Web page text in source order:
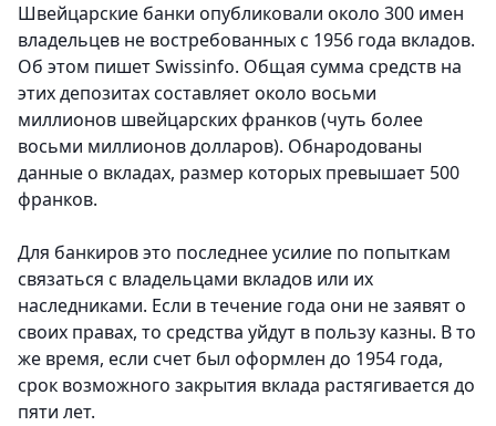
Швейцарские банки опубликовали около 300 имен
владельцев не востребованных с 1956 года вкладов.
Об этом пишет Swissinfo. Общая сумма средств на
этих депозитах составляет около восьми
миллионов швейцарских франков (чуть более
восьми миллионов долларов). Обнародованы
данные о вкладах, размер которых превышает 500
франков.
Для банкиров это последнее усилие по попыткам
связаться с владельцами вкладов или их
наследниками. Если в течение года они не заявят о
своих правах, то средства уйдут в пользу казны. В то
же время, если счет был оформлен до 1954 года,
срок возможного закрытия вклада растягивается до
пяти лет.